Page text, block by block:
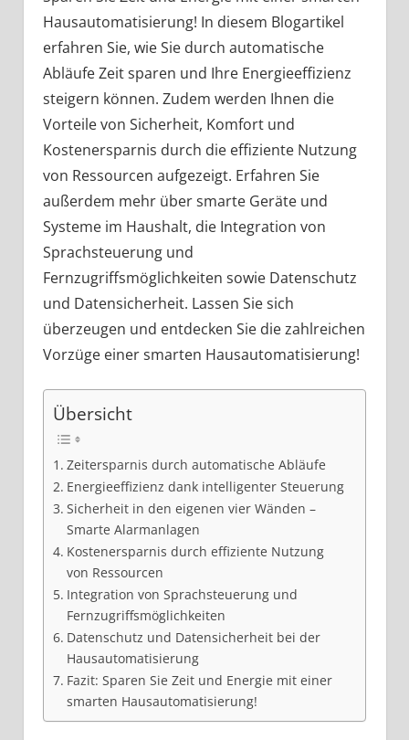
Hausautomatisierung! In diesem Blogartikel
erfahren Sie, wie Sie durch automatische
Abläufe Zeit sparen und Ihre Energieeffizienz
steigern können. Zudem werden Ihnen die
Vorteile von Sicherheit, Komfort und
Kostenersparnis durch die effiziente Nutzung
von Ressourcen aufgezeigt. Erfahren Sie
außerdem mehr über smarte Geräte und
Systeme im Haushalt, die Integration von
Sprachsteuerung und
Fernzugriffsmöglichkeiten sowie Datenschutz
und Datensicherheit. Lassen Sie sich
überzeugen und entdecken Sie die zahlreichen
Vorzüge einer smarten Hausautomatisierung!
Übersicht
Zeitersparnis durch automatische Abläufe
Energieeffizienz dank intelligenter Steuerung
Sicherheit in den eigenen vier Wänden –
Smarte Alarmanlagen
Kostenersparnis durch effiziente Nutzung
von Ressourcen
Integration von Sprachsteuerung und
Fernzugriffsmöglichkeiten
Datenschutz und Datensicherheit bei der
Hausautomatisierung
Fazit: Sparen Sie Zeit und Energie mit einer
smarten Hausautomatisierung!